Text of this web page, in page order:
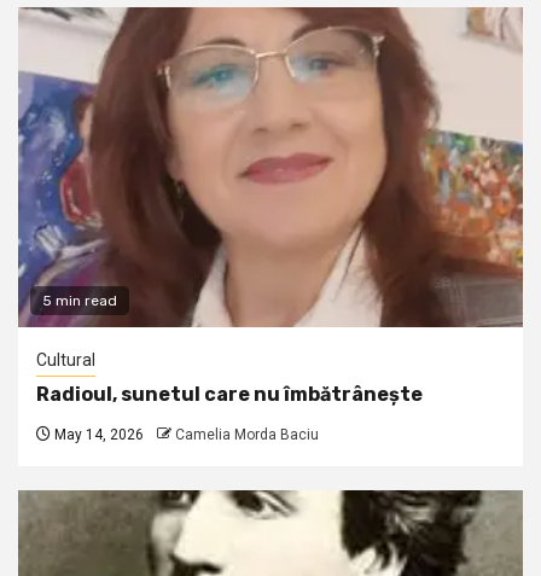
5 min read
Cultural
Radioul, sunetul care nu îmbătrânește
May 14, 2026 Camelia Morda Baciu